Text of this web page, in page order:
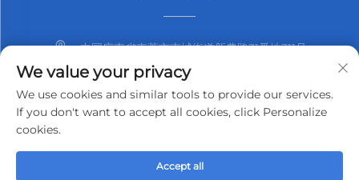
中国広東省東莞市南城街道新農路31番地311号
+86-13825798369
[email protected]
We value your privacy
We use cookies and similar tools to provide our services.
If you don't want to accept all cookies, click Personalize
cookies.
Accept all